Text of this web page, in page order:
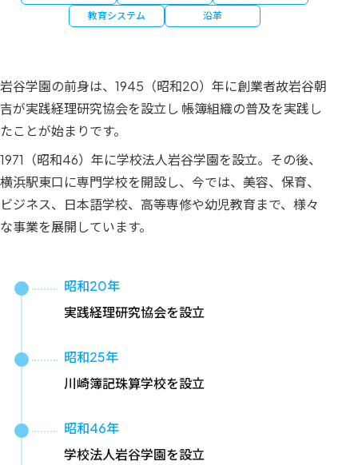
教育システム
沿革
岩谷学園の前身は、1945（昭和20）年に創業者故岩谷朝
吉が実践経理研究協会を設立し 帳簿組織の普及を実践し
たことが始まりです。
1971（昭和46）年に学校法人岩谷学園を設立。その後、
横浜駅東口に専門学校を開設し、今では、美容、保育、
ビジネス、日本語学校、高等専修や幼児教育まで、様々
な事業を展開しています。
昭和20年
実践経理研究協会を設立
昭和25年
川崎簿記珠算学校を設立
昭和46年
学校法人岩谷学園を設立